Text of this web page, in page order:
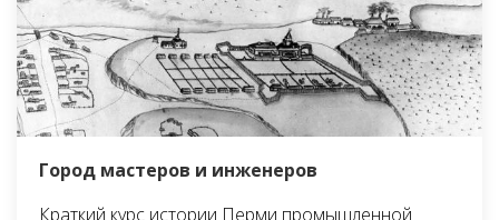
Город мастеров и инженеров
Краткий курс истории Перми промышленной